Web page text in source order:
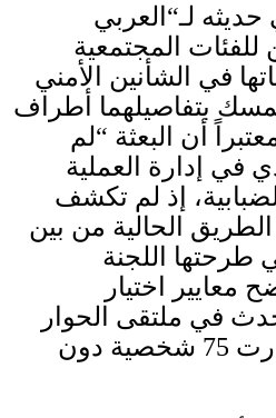
لـ“ العربي
المجتمعية
في الشأنين الأمني
بتفاصيلهما أطراف
أن البعثة “لم
في إدارة العملية
إذ لم تكشف
الحالية من بين
طرحتها اللجنة
معايير اختيار
حدث في ملتقى الحوار
75 شخصية دون